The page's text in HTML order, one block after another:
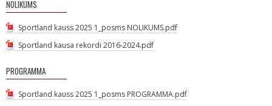
NOLIKUMS
Sportland kauss 2025 1_posms NOLIKUMS.pdf
Sportland kausa rekordi 2016-2024.pdf
PROGRAMMA
Sportland kauss 2025 1_posms PROGRAMMA.pdf